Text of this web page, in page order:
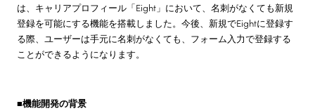
は、キャリアプロフィール「Eight」において、名刺がなくても新規
登録を可能にする機能を搭載しました。今後、新規でEightに登録す
る際、ユーザーは手元に名刺がなくても、フォーム入力で登録する
ことができるようになります。
■機能開発の背景